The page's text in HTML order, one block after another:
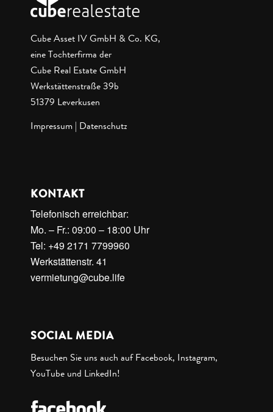
Cube Asset IV GmbH & Co. KG,
eine Tochterfirma der
Cube Real Estate GmbH
Werkstättenstraße 39b
51379 Leverkusen
Impressum Datenschutz
KONTAKT
Telefonisch erreichbar:
Mo. – Fr.: 09:00 – 18:00 Uhr
Tel: +49 2171 7799960
Werkstättenstr. 41
vermietung@cube.life
SOCIAL MEDIA
Besuchen Sie uns auch auf Facebook, Instagram,
YouTube und LinkedIn!